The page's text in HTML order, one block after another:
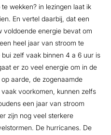
wekken? in lezingen laat ik
En vertel daarbij, dat een
voldoende energie bevat om
heel jaar van stroom te
zelf vaak binnen 4 a 6 uur is
er zo veel energie om in de
aarde, de zogenaamde
voorkomen, kunnen zelfs
een jaar van stroom
zijn nog veel sterkere
De hurricanes. De